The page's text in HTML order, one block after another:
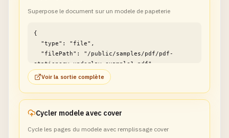
Superpose le document sur un modele de papeterie
{
stationery-underlay-example1.pdf"
}
Voir la sortie complète
Cycler modele avec cover
Cycle les pages du modele avec remplissage cover